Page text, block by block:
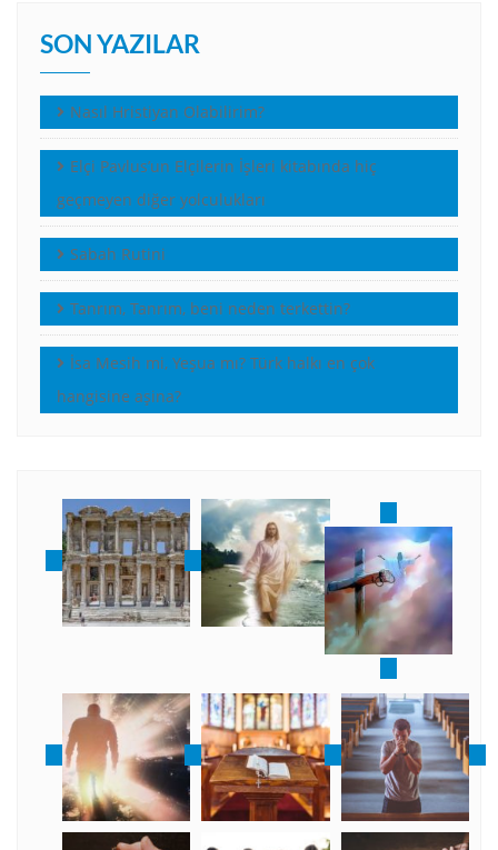
SON YAZILAR
Nasıl Hristiyan Olabilirim?
Elçi Pavlus’un Elçilerin İşleri kitabında hiç
geçmeyen diğer yolculukları
Sabah Rutini
Tanrım, Tanrım, beni neden terkettin?
İsa Mesih mi, Yeşua mı? Türk halkı en çok
hangisine aşina?